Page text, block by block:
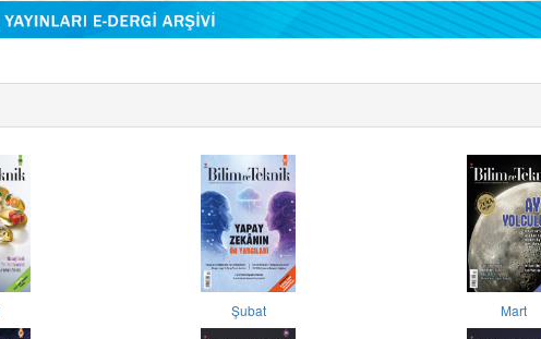
Şubat Mart